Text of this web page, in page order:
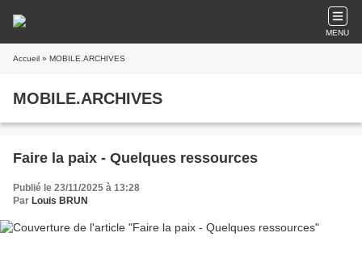
MENU
Accueil » MOBILE.ARCHIVES
MOBILE.ARCHIVES
Faire la paix - Quelques ressources
Publié le 23/11/2025 à 13:28
Par Louis BRUN